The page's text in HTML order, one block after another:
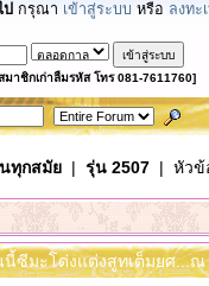
ป กรุณา เข้าสู่ระบบ หรือ ลงทะ
มาชิกเก่าลืมรหัส โทร 081-7611760]
ทุกสมัย| รุ่น 2507| หัวข้
ซีมะโด่งแต่งสูทเต็มยศ...